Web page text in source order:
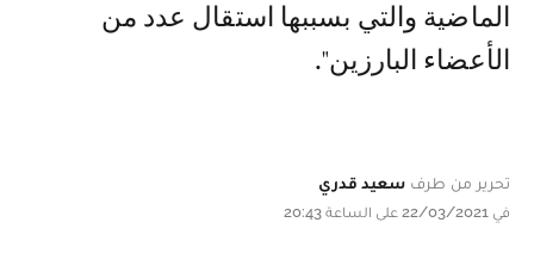
الماضية والتي بسببها استقال عدد من
الأعضاء البارزين".
تحرير من طرف سعيد قدري
في 22/03/2021 على الساعة 20:43